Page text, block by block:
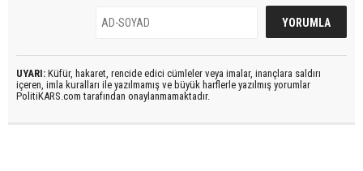
UYARI: Küfür, hakaret, rencide edici cümleler veya imalar, inançlara saldırı
içeren, imla kuralları ile yazılmamış ve büyük harflerle yazılmış yorumlar
PolitiKARS.com tarafından onaylanmamaktadır.